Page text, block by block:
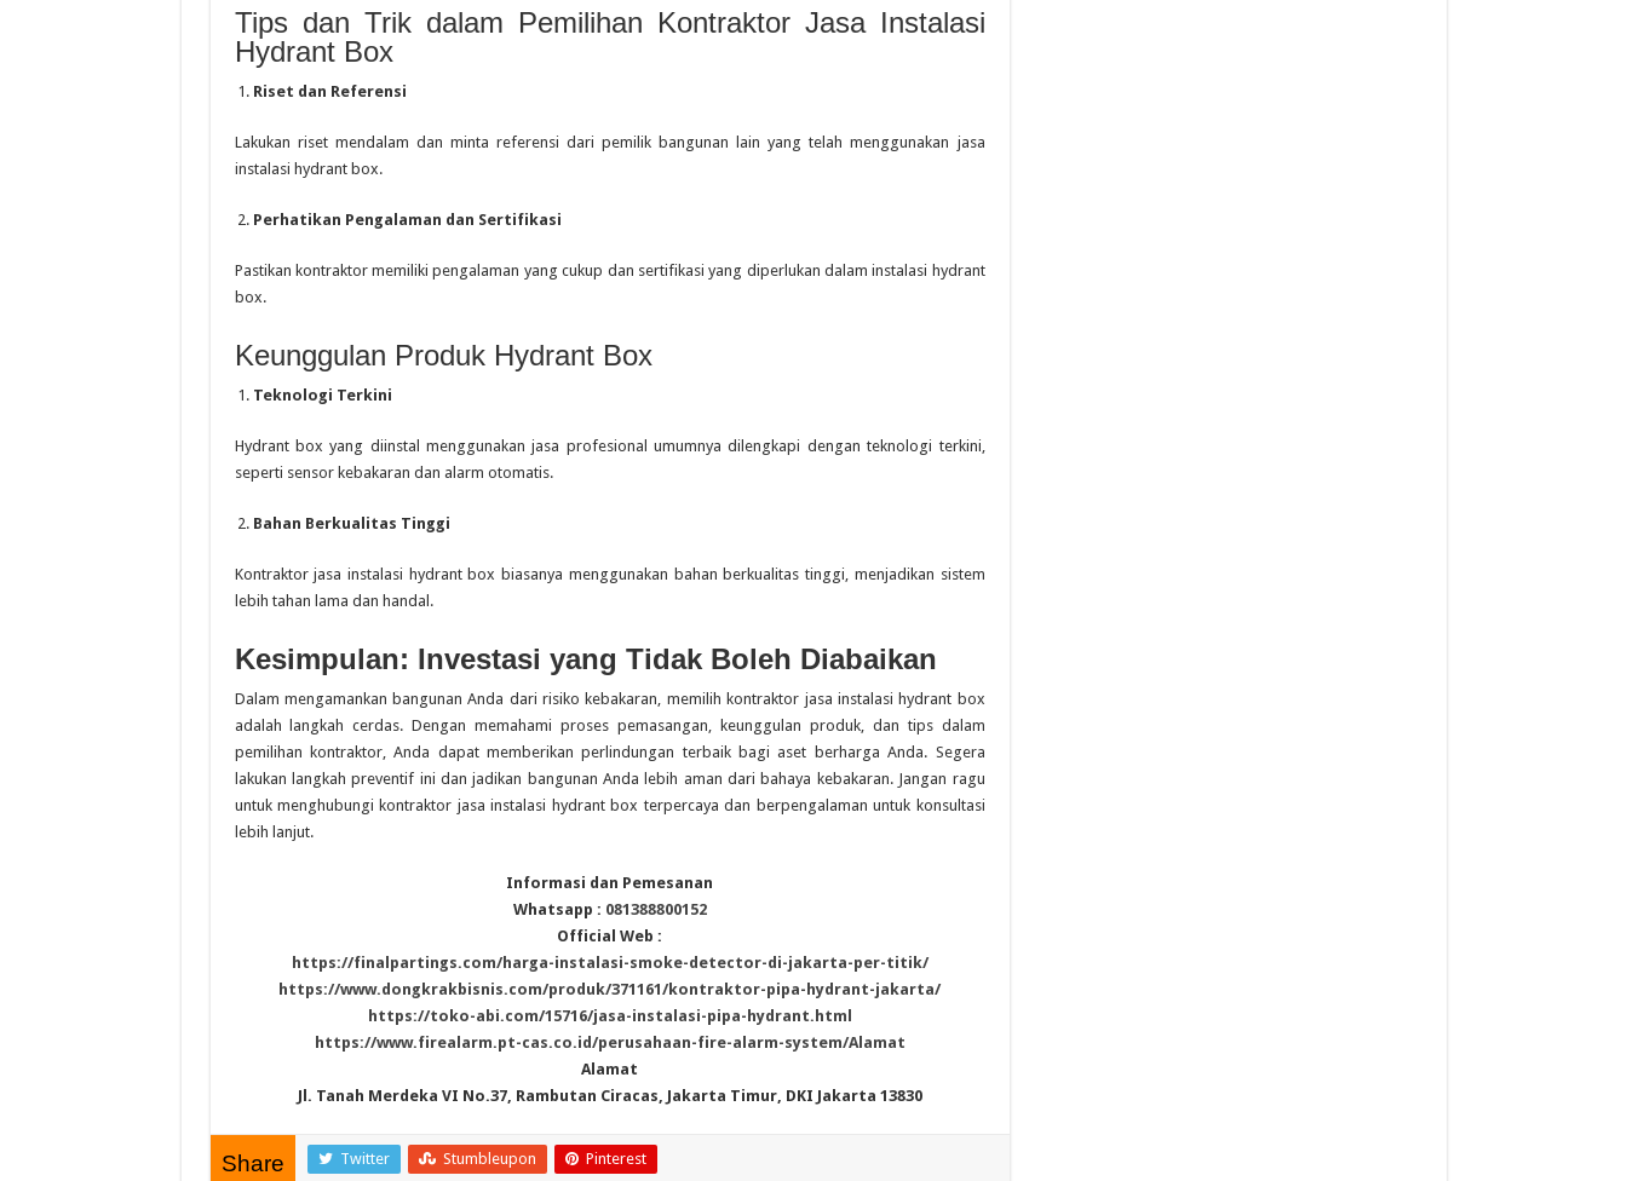
Tips dan Trik dalam Pemilihan Kontraktor Jasa Instalasi
Hydrant Box
Riset dan Referensi
Lakukan riset mendalam dan minta referensi dari pemilik bangunan lain yang telah menggunakan jasa
instalasi hydrant box.
Perhatikan Pengalaman dan Sertifikasi
Pastikan kontraktor memiliki pengalaman yang cukup dan sertifikasi yang diperlukan dalam instalasi hydrant
box.
Keunggulan Produk Hydrant Box
Teknologi Terkini
Hydrant box yang diinstal menggunakan jasa profesional umumnya dilengkapi dengan teknologi terkini,
seperti sensor kebakaran dan alarm otomatis.
Bahan Berkualitas Tinggi
Kontraktor jasa instalasi hydrant box biasanya menggunakan bahan berkualitas tinggi, menjadikan sistem
lebih tahan lama dan handal.
Kesimpulan: Investasi yang Tidak Boleh Diabaikan
Dalam mengamankan bangunan Anda dari risiko kebakaran, memilih kontraktor jasa instalasi hydrant box
adalah langkah cerdas. Dengan memahami proses pemasangan, keunggulan produk, dan tips dalam
pemilihan kontraktor, Anda dapat memberikan perlindungan terbaik bagi aset berharga Anda. Segera
lakukan langkah preventif ini dan jadikan bangunan Anda lebih aman dari bahaya kebakaran. Jangan ragu
untuk menghubungi kontraktor jasa instalasi hydrant box terpercaya dan berpengalaman untuk konsultasi
lebih lanjut.
Informasi dan Pemesanan
Whatsapp : 081388800152
Official Web :
https://finalpartings.com/harga-instalasi-smoke-detector-di-jakarta-per-titik/
https://www.dongkrakbisnis.com/produk/371161/kontraktor-pipa-hydrant-jakarta/
https://toko-abi.com/15716/jasa-instalasi-pipa-hydrant.html
https://www.firealarm.pt-cas.co.id/perusahaan-fire-alarm-system/Alamat
Alamat
Jl. Tanah Merdeka VI No.37, Rambutan Ciracas, Jakarta Timur, DKI Jakarta 13830
Share Twitter Stumbleupon Pinterest